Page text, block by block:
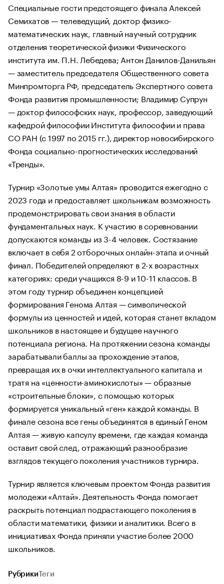
Специальные гости предстоящего финала Алексей
Семихатов — телеведущий, доктор физико-
математических наук, главный научный сотрудник
отделения теоретической физики Физического
института им. П.Н. Лебедева; Антон Данилов-Данильян
— заместитель председателя Общественного совета
Минпромторга РФ, председатель Экспертного совета
Фонда развития промышленности; Владимир Супрун
— доктор философских наук, профессор, заведующий
кафедрой философии Института философии и права
СО РАН (с 1997 по 2015 гг.), директор новосибирского
Фонда социально-прогностических исследований
«Тренды».
Турнир «Золотые умы Алтая» проводится ежегодно с
2023 года и предоставляет школьникам возможность
продемонстрировать свои знания в области
фундаментальных наук. К участию в соревновании
допускаются команды из 3-4 человек. Состязание
включает в себя 2 отборочных онлайн-этапа и очный
финал. Победителей определяют в 2-х возрастных
категориях: среди учащихся 8-9 и 10-11 классов. В
этом году турнир объединен концепцией
формирования Генома Алтая — символической
формулы из ценностей и идей, которая станет вкладом
школьников в настоящее и будущее научного
потенциала региона. На протяжении сезона команды
зарабатывали баллы за прохождение этапов,
превращая их в очки интеллектуального капитала и
тратя на «ценности-аминокислоты» — образные
«строительные блоки», с помощью которых
формируется уникальный «ген» каждой команды. В
финале сезона все гены объединятся в единый Геном
Алтая — живую капсулу времени, где каждая команда
оставит свой след, отражающий разнообразие
взглядов текущего поколения участников турнира.
Турнир является ключевым проектом Фонда развития
молодежи «Алтай». Деятельность Фонда помогает
раскрыть потенциал подрастающего поколения в
области математики, физики и аналитики. Всего в
инициативах Фонда приняли участие более 2000
школьников.
Рубрики Теги